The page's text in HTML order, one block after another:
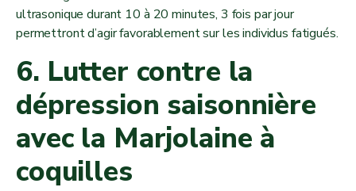
ultrasonique durant 10 à 20 minutes, 3 fois par jour
permettront d’agir favorablement sur les individus fatigués.
6. Lutter contre la
dépression saisonnière
avec la Marjolaine à
coquilles